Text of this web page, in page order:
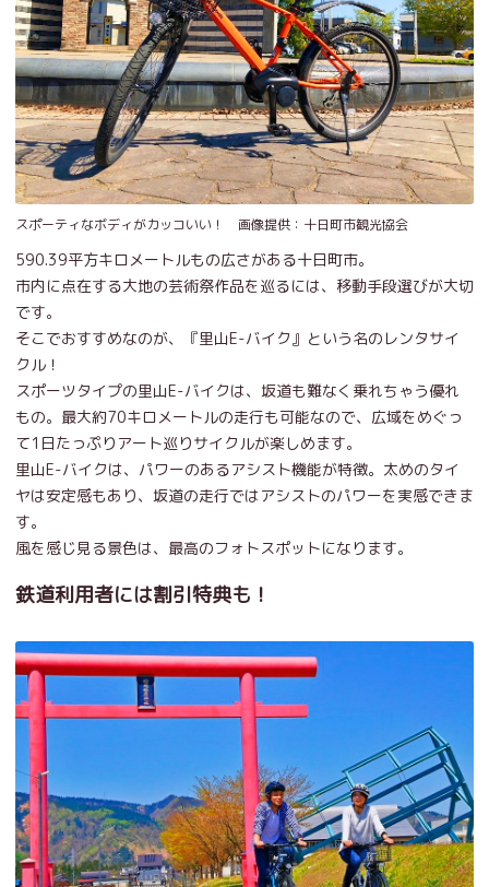
スポーティなボディがカッコいい！ 画像提供：十日町市観光協会
590.39平方キロメートルもの広さがある十日町市。
市内に点在する大地の芸術祭作品を巡るには、移動手段選びが大切
です。
そこでおすすめなのが、『里山E-バイク』という名のレンタサイ
クル！
スポーツタイプの里山E-バイクは、坂道も難なく乗れちゃう優れ
もの。最大約70キロメートルの走行も可能なので、広域をめぐっ
て1日たっぷりアート巡りサイクルが楽しめます。
里山E-バイクは、パワーのあるアシスト機能が特徴。太めのタイ
ヤは安定感もあり、坂道の走行ではアシストのパワーを実感できま
す。
風を感じ見る景色は、最高のフォトスポットになります。
鉄道利用者には割引特典も！